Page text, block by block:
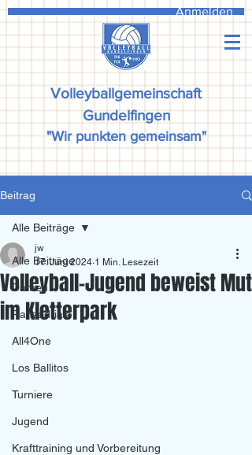
Anmelden
Volleyballgemeinschaft
Gundelfingen
"Wir punkten gemeinsam"
Beitrag
Alle Beiträge
Damen
Ranzadriala
All4One
Los Ballitos
Turniere
Jugend
Krafttraining und Vorbereitung
Alle Beiträge
Volleyball-Jugend beweist Mut
im Kletterpark
jw
17. Juni 2024 1 Min. Lesezeit